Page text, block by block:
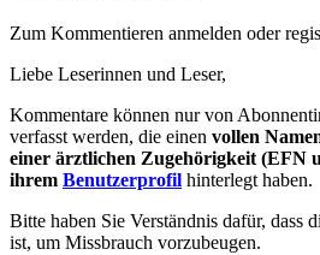
Zum Kommentieren anmelden oder
Liebe Leserinnen und Leser,
Kommentare können nur von
verfasst werden, die einen vollen
einer ärztlichen Zugehörigkeit (EFN
ihrem Benutzerprofil hinterlegt haben.
Bitte haben Sie Verständnis dafür, dass
ist, um Missbrauch vorzubeugen.